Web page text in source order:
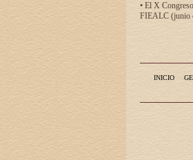
• El X
FIEALC (junio
INICIO